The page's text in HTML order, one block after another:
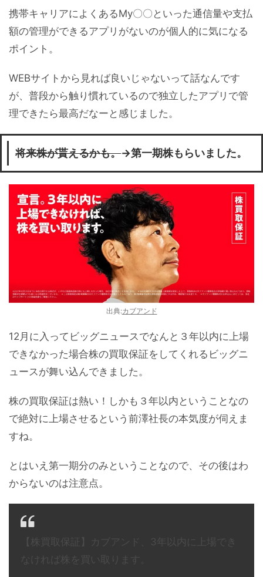
携帯キャリアによくあるMy〇〇といった通信量や支払
額の管理ができるアプリがないのが個人的に気になる
ポイント。
WEBサイトから見れば良いじゃないって話なんです
が、普段から触り慣れているので独立したアプリで管
理できたら最高だなーと感じました。
将来株が貰えるかも。→第一期株もらいました。
出典:カブアンド
12月に入ってビッグニュースでなんと３年以内に上場
できなかった場合株の買取保証をしてくれるビッグニ
ュースが舞い込んできました。
株の買取保証は熱い！しかも３年以内ということなの
で絶対に上場させるという前澤社長の本気度が伺えま
すね。
とはいえ第一期分のみということなので、その後はわ
からないのは注意点。
【株買取保証】カブアンド、3年以内に上場でき
なければ株を買い取ります。